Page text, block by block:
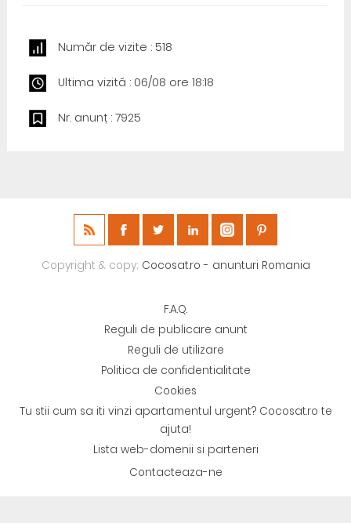
Număr de vizite : 518
Ultima vizită : 06/08 ore 18:18
Nr. anunț : 7925
Copyright & copy; Cocosat.ro - anunturi Romania
F.A.Q.
Reguli de publicare anunt
Reguli de utilizare
Politica de confidentialitate
Cookies
Tu stii cum sa iti vinzi apartamentul urgent? Cocosat.ro te
ajuta!
Lista web-domenii si parteneri
Contacteaza-ne